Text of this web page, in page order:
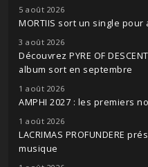
5 août 2026
MORTIIS sort un single
3 août 2026
Découvrez PYRE OF
album sort en septembre
1 août 2026
AMPHI 2027 : les premiers
1 août 2026
LACRIMAS PROFUNDERE
musique